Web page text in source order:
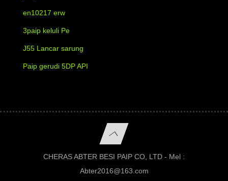
en10217 erw
3paip keluli Pe
J55 Lancar sarung
Paip gerudi 5DP API
CHERAS ABTER BESI PAIP CO, LTD - Mel :
Abter2016@163.com